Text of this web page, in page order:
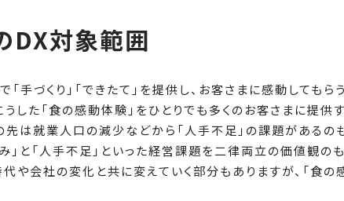
DX対象範囲
手づくり」「できたて」を提供し、お客さまに感動しても
うした「食の感動体験」をひとりでも多くのお客さまに提供
先は就業人口の減少などから「人手不足」の課題があるの
」と「人手不足」といった経営課題を二律両立の価値観の
や会社の変化と共に変えていく部分もありますが、「食